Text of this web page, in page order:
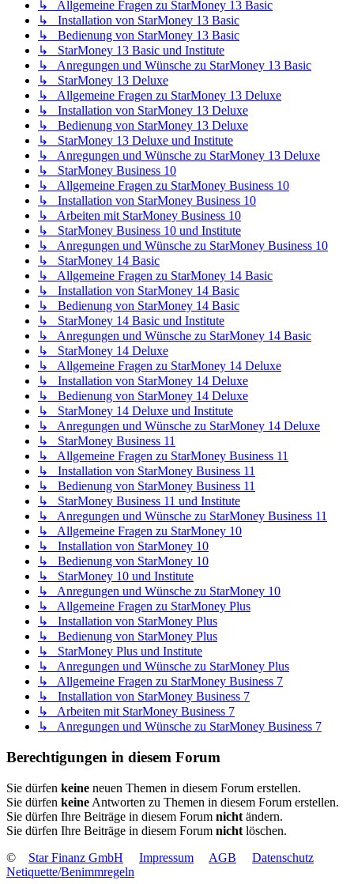
↳ Allgemeine Fragen zu StarMoney 13 Basic
↳ Installation von StarMoney 13 Basic
↳ Bedienung von StarMoney 13 Basic
↳ StarMoney 13 Basic und Institute
↳ Anregungen und Wünsche zu StarMoney 13 Basic
↳ StarMoney 13 Deluxe
↳ Allgemeine Fragen zu StarMoney 13 Deluxe
↳ Installation von StarMoney 13 Deluxe
↳ Bedienung von StarMoney 13 Deluxe
↳ StarMoney 13 Deluxe und Institute
↳ Anregungen und Wünsche zu StarMoney 13 Deluxe
↳ StarMoney Business 10
↳ Allgemeine Fragen zu StarMoney Business 10
↳ Installation von StarMoney Business 10
↳ Arbeiten mit StarMoney Business 10
↳ StarMoney Business 10 und Institute
↳ Anregungen und Wünsche zu StarMoney Business 10
↳ StarMoney 14 Basic
↳ Allgemeine Fragen zu StarMoney 14 Basic
↳ Installation von StarMoney 14 Basic
↳ Bedienung von StarMoney 14 Basic
↳ StarMoney 14 Basic und Institute
↳ Anregungen und Wünsche zu StarMoney 14 Basic
↳ StarMoney 14 Deluxe
↳ Allgemeine Fragen zu StarMoney 14 Deluxe
↳ Installation von StarMoney 14 Deluxe
↳ Bedienung von StarMoney 14 Deluxe
↳ StarMoney 14 Deluxe und Institute
↳ Anregungen und Wünsche zu StarMoney 14 Deluxe
↳ StarMoney Business 11
↳ Allgemeine Fragen zu StarMoney Business 11
↳ Installation von StarMoney Business 11
↳ Bedienung von StarMoney Business 11
↳ StarMoney Business 11 und Institute
↳ Anregungen und Wünsche zu StarMoney Business 11
↳ Allgemeine Fragen zu StarMoney 10
↳ Installation von StarMoney 10
↳ Bedienung von StarMoney 10
↳ StarMoney 10 und Institute
↳ Anregungen und Wünsche zu StarMoney 10
↳ Allgemeine Fragen zu StarMoney Plus
↳ Installation von StarMoney Plus
↳ Bedienung von StarMoney Plus
↳ StarMoney Plus und Institute
↳ Anregungen und Wünsche zu StarMoney Plus
↳ Allgemeine Fragen zu StarMoney Business 7
↳ Installation von StarMoney Business 7
↳ Arbeiten mit StarMoney Business 7
↳ Anregungen und Wünsche zu StarMoney Business 7
Berechtigungen in diesem Forum
Sie dürfen keine neuen Themen in diesem Forum erstellen.
Sie dürfen keine Antworten zu Themen in diesem Forum erstellen.
Sie dürfen Ihre Beiträge in diesem Forum nicht ändern.
Sie dürfen Ihre Beiträge in diesem Forum nicht löschen.
©
Star Finanz GmbH Impressum AGB
Datenschutz
Netiquette/Benimmregeln